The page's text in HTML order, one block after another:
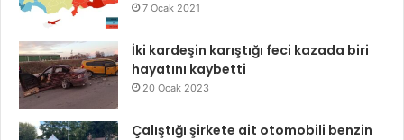
7 Ocak 2021
İki kardeşin karıştığı feci kazada biri
hayatını kaybetti
20 Ocak 2023
Çalıştığı şirkete ait otomobili benzin